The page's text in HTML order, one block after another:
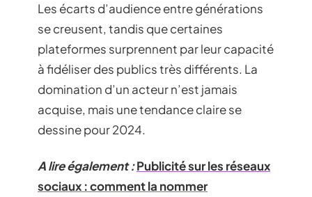
Les écarts d’audience entre générations
se creusent, tandis que certaines
plateformes surprennent par leur capacité
à fidéliser des publics très différents. La
domination d’un acteur n’est jamais
acquise, mais une tendance claire se
dessine pour 2024.
A lire également :Publicité sur les réseaux
sociaux : comment la nommer